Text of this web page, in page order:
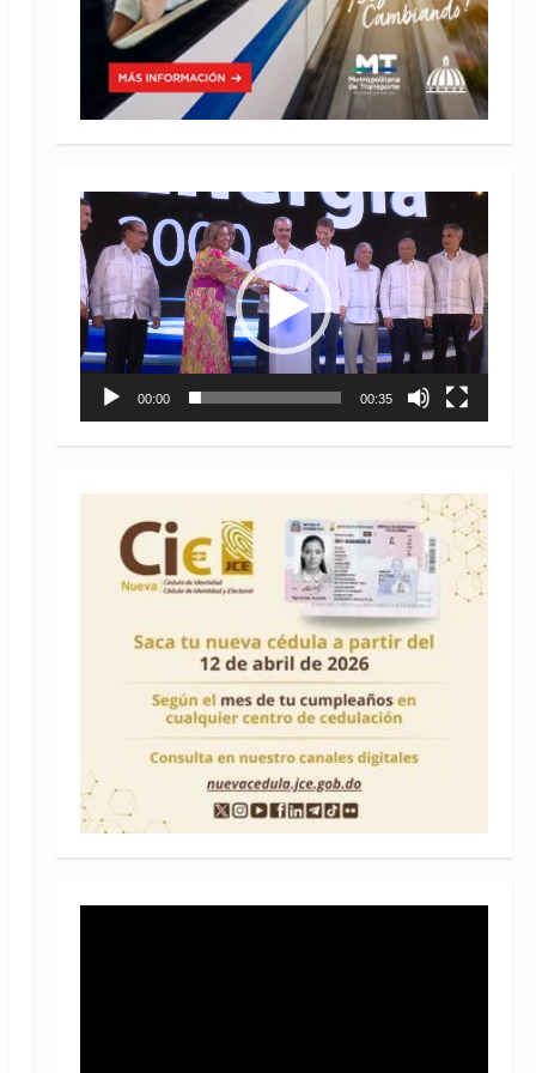
Reproductor
de
vídeo
00:00 00:35